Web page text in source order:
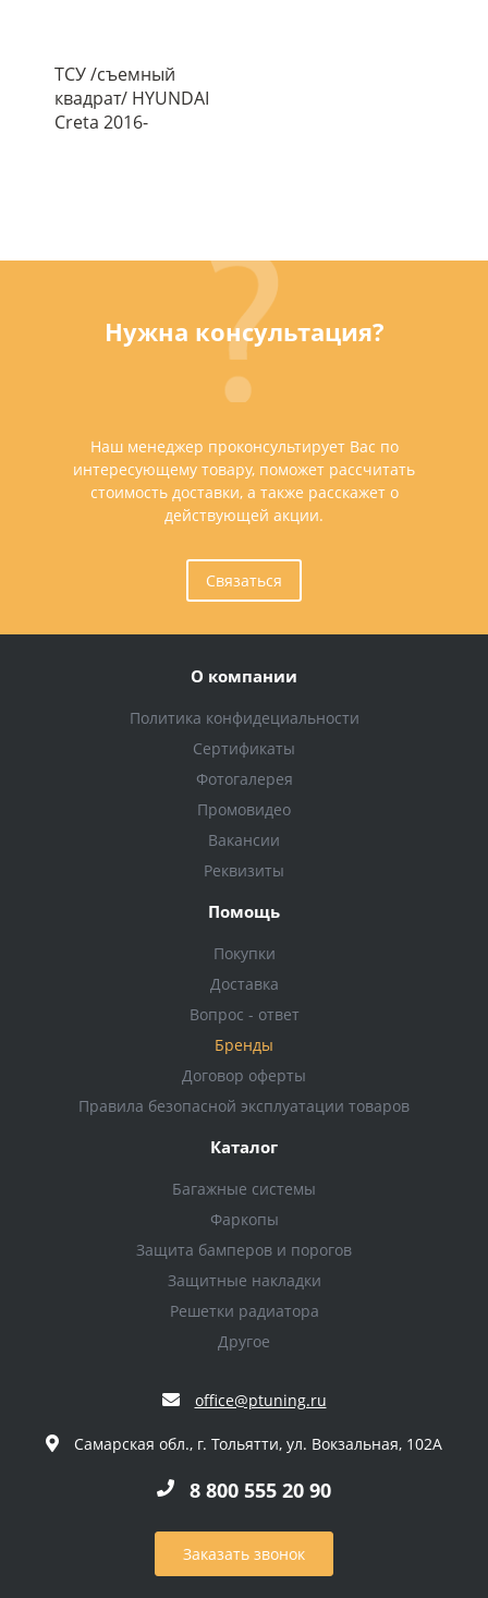
ТСУ /съемный
квадрат/ HYUNDAI
Creta 2016-
Нужна консультация?
Наш менеджер проконсультирует Вас по
интересующему товару, поможет рассчитать
стоимость доставки, а также расскажет о
действующей акции.
Связаться
О компании
Политика конфидециальности
Сертификаты
Фотогалерея
Промовидео
Вакансии
Реквизиты
Помощь
Покупки
Доставка
Вопрос - ответ
Бренды
Договор оферты
Правила безопасной эксплуатации товаров
Каталог
Багажные системы
Фаркопы
Защита бамперов и порогов
Защитные накладки
Решетки радиатора
Другое
office@ptuning.ru
Самарская обл., г. Тольятти, ул. Вокзальная, 102А
8 800 555 20 90
Заказать звонок